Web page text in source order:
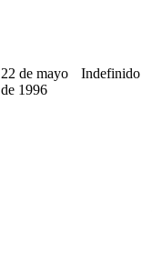
22 de mayo
de 1996
Indefinido